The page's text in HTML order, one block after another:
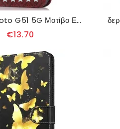
Κάλυμμα Moto G51 5G Μοτίβο Ελέγχου Απομίμησης Δέρματος
€13.70